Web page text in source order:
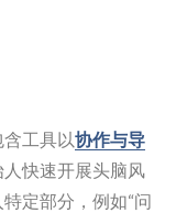
工具以协作与导
人快速开展头脑风
定部分，例如“问